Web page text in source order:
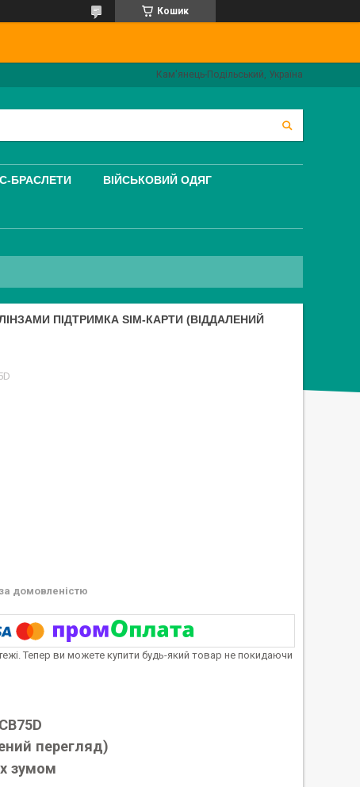
Кошик
Кам'янець-Подільський, Україна
БРАСЛЕТИ ВІЙСЬКОВИЙ ОДЯГ
ПІДТРИМКА SIM-КАРТИ (ВІДДАЛЕНИЙ
за домовленістю
Тепер ви можете купити будь-який товар не покидаючи
перегляд)
зумом